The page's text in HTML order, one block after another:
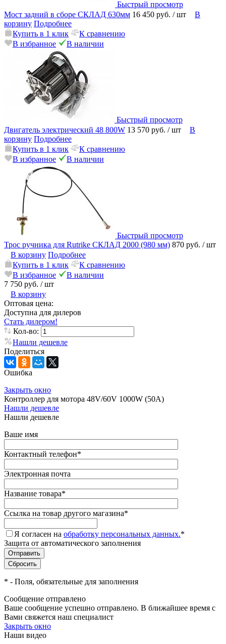
Быстрый просмотр
Мост задний в сборе СКЛАД 630мм 16 450 руб. / шт
В
корзину Подробнее
Купить в 1 клик
К сравнению
В избранное
В наличии
Быстрый просмотр
Двигатель электрический 48 800W 13 570 руб. / шт
В
корзину Подробнее
Купить в 1 клик
К сравнению
В избранное
В наличии
Быстрый просмотр
Трос ручника для Rutrike СКЛАД 2000 (980 мм) 870 руб. / шт
В корзину Подробнее
Купить в 1 клик
К сравнению
В избранное
В наличии
7 750 руб. / шт
В корзину
Оптовая цена:
Доступна для дилеров
Стать дилером!
Кол-во:
Нашли дешевле
Поделиться
Ошибка
Закрыть окно
Контроллер для мотора 48V/60V 1000W (50А)
Нашли дешевле
Нашли дешевле
Ваше имя
Контактный телефон*
Электронная почта
Название товара*
Ссылка на товар другого магазина*
Я согласен на обработку персональных данных.*
Защита от автоматического заполнения
* - Поля, обязательные для заполнения
Сообщение отправлено
Ваше сообщение успешно отправлено. В ближайшее время с
Вами свяжется наш специалист
Закрыть окно
Наши видео